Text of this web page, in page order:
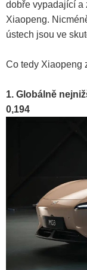
dobře vypadající a
Xiaopeng.
ústech jsou ve
Co tedy Xiaopeng
1. Globálně
0,194